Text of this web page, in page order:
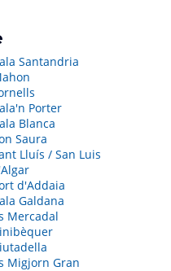
Santandria
Porter
Blanca
Saura
Lluís / San Luis
d'Addaia
Galdana
Mercadal
Migjorn Gran